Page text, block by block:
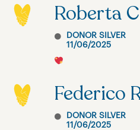
Roberta
DONOR SILVER
11/06/2025
Federico
DONOR SILVER
11/06/2025